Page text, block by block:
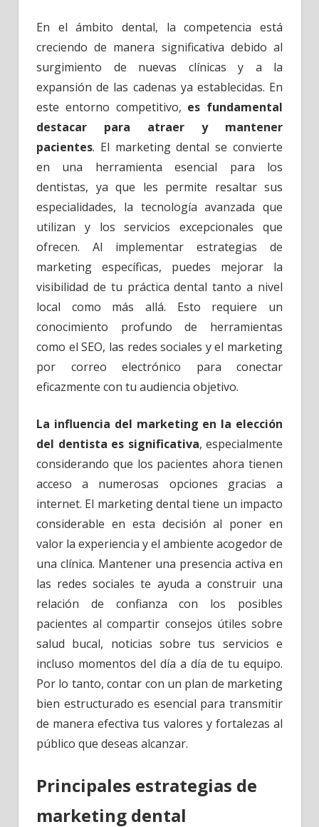
En el ámbito dental, la competencia está
creciendo de manera significativa debido al
surgimiento de nuevas clínicas y a la
expansión de las cadenas ya establecidas. En
este entorno competitivo, es fundamental
destacar para atraer y mantener
pacientes. El marketing dental se convierte
en una herramienta esencial para los
dentistas, ya que les permite resaltar sus
especialidades, la tecnología avanzada que
utilizan y los servicios excepcionales que
ofrecen. Al implementar estrategias de
marketing específicas, puedes mejorar la
visibilidad de tu práctica dental tanto a nivel
local como más allá. Esto requiere un
conocimiento profundo de herramientas
como el SEO, las redes sociales y el marketing
por correo electrónico para conectar
eficazmente con tu audiencia objetivo.
La influencia del marketing en la elección
del dentista es significativa, especialmente
considerando que los pacientes ahora tienen
acceso a numerosas opciones gracias a
internet. El marketing dental tiene un impacto
considerable en esta decisión al poner en
valor la experiencia y el ambiente acogedor de
una clínica. Mantener una presencia activa en
las redes sociales te ayuda a construir una
relación de confianza con los posibles
pacientes al compartir consejos útiles sobre
salud bucal, noticias sobre tus servicios e
incluso momentos del día a día de tu equipo.
Por lo tanto, contar con un plan de marketing
bien estructurado es esencial para transmitir
de manera efectiva tus valores y fortalezas al
público que deseas alcanzar.
Principales estrategias de
marketing dental